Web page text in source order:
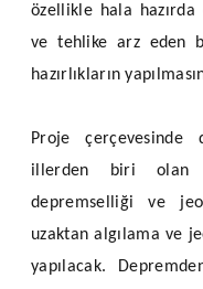
özellikle hala
ve tehlike arz eden
hazırlıkların
Proje çerçevesinde
illerden biri olan
depremselliği ve
uzaktan algılama ve
yapılacak.